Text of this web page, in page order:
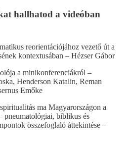
hallhatod a videóban
reorientációjához vezető út a
kontextusában – Hézser Gábor
a minikonferenciákról –
Henderson Katalin, Reman
Emőke
ma Magyarországon a
pneumatológiai, biblikus és
összefoglaló áttekintése –